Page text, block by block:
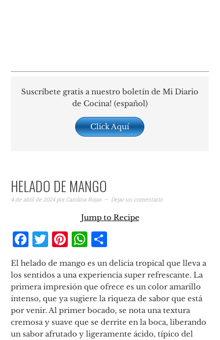
Suscríbete gratis a nuestro boletín de Mi Diario
de Cocina! (español)
Click Aquí
HELADO DE MANGO
4 de abril de 2024porCarolina Rojas Dejar un comentario
Jump to Recipe
Facebook
Twitter
Pinterest
WhatsApp
El helado de mango es un delicia tropical que lleva a
los sentidos a una experiencia super refrescante. La
primera impresión que ofrece es un color amarillo
intenso, que ya sugiere la riqueza de sabor que está
por venir. Al primer bocado, se nota una textura
cremosa y suave que se derrite en la boca, liberando
un sabor afrutado y ligeramente ácido, típico del